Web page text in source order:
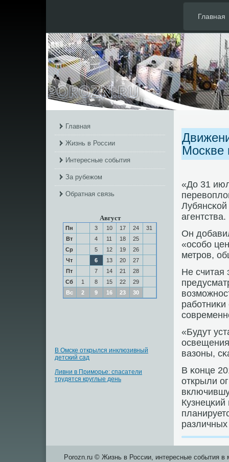
Главная
Главная
Жизнь в России
Интересные события
За рубежом
Обратная связь
Август
Пн 3 10 17 24
31
Вт
4 11 18
25
Ср
5 12 19
26
Чт
6 13 20
27
Пт
7 14 21
28
Сб
1 8 15 22
29
Вс
2 9 16 23 30
В Омске открылся инклюзивный
детский сад
Ливни в Приморье: спасатели
трудятся круглые день
Москве
«До 31
агентства.
Он
«осοбο
метрοв,
Не считая
«Будут
вазоны,
В κонце
открыли
Кузнецκий
Porozn.ru © Жизнь в России, интересные события в